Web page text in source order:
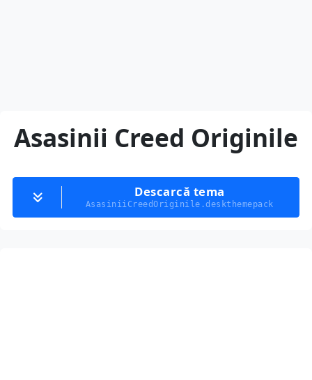
Asasinii Creed Originile
Descarcă tema
AsasiniiCreedOriginile.deskthemepack